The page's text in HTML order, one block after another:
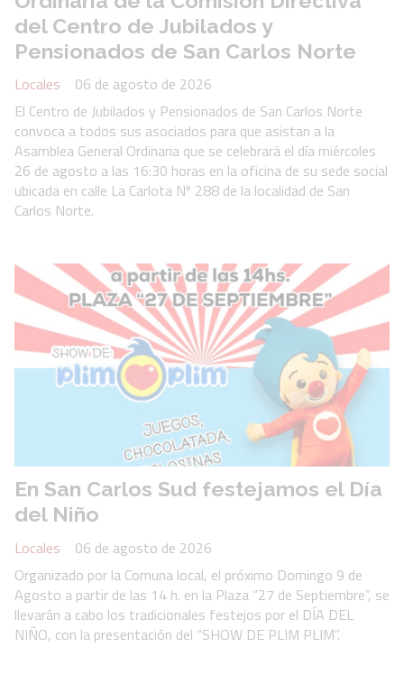
del Centro de Jubilados y
Pensionados de San Carlos Norte
Locales
06 de agosto de 2026
El Centro de Jubilados y Pensionados de San Carlos Norte
convoca a todos sus asociados para que asistan a la
Asamblea General Ordinaria que se celebrará el día miércoles
26 de agosto a las 16:30 horas en la oficina de su sede social
ubicada en calle La Carlota Nº 288 de la localidad de San
Carlos Norte.
En San Carlos Sud festejamos el Día
del Niño
Locales
06 de agosto de 2026
Organizado por la Comuna local, el próximo Domingo 9 de
Agosto a partir de las 14 h. en la Plaza “27 de Septiembre”, se
llevarán a cabo los tradicionales festejos por el DÍA DEL
NIÑO, con la presentación del “SHOW DE PLIM PLIM”.